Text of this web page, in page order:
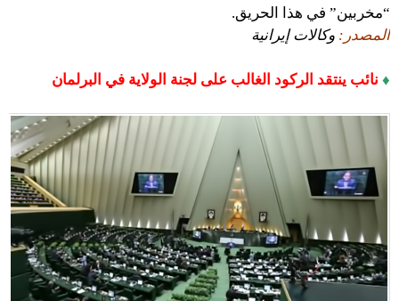
“مخربين” في هذا الحريق.
المصدر: وكالات إيرانية
♦ نائب ينتقد الركود الغالب على لجنة الولاية في البرلمان